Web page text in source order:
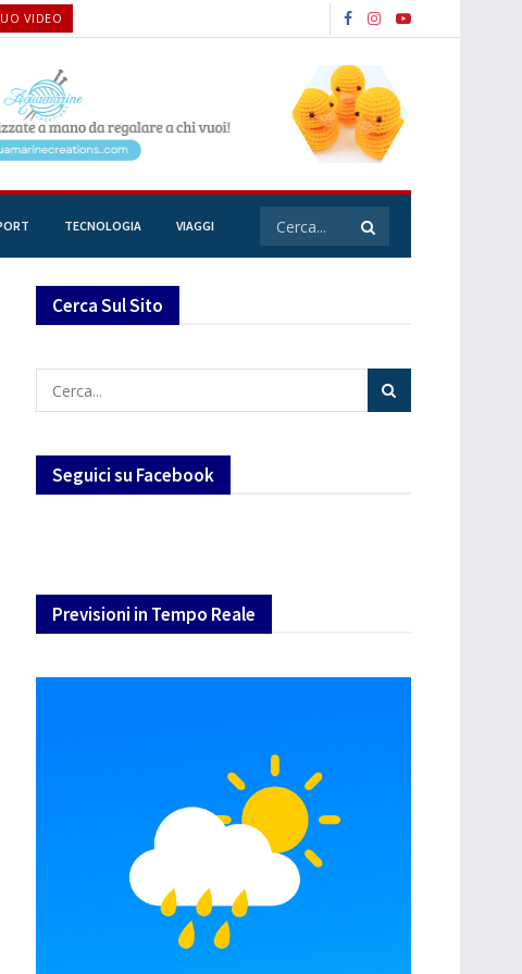
VIDEO
TECNOLOGIA VIAGGI
Cerca Sul Sito
Seguici su Facebook
Previsioni in Tempo Reale